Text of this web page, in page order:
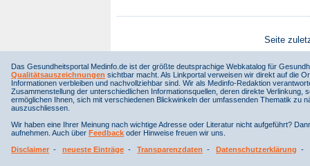
Seite
Das Gesundheitsportal Medinfo.de ist der größte deutsprachige Webkatalog für
Qualitätsauszeichnungen sichtbar macht. Als Linkportal verweisen wir direkt auf die
Informationen verbleiben und nachvollziehbar sind. Wir als Medinfo-Redaktion
Zusammenstellung der unterschiedlichen Informationsquellen, deren direkte
ermöglichen Ihnen, sich mit verschiedenen Blickwinkeln der umfassenden Thematik
auszuschliessen.
Wir haben eine Ihrer Meinung nach wichtige Adresse oder Literatur nicht aufgeführt?
aufnehmen. Auch über Feedback oder Hinweise freuen wir uns.
Disclaimer - neueste Einträge - Transparenzdaten - Datenschutzerklärung -